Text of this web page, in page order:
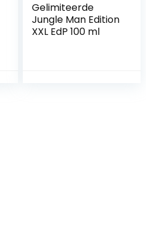
Gelimiteerde
Jungle Man Edition
XXL EdP 100 ml